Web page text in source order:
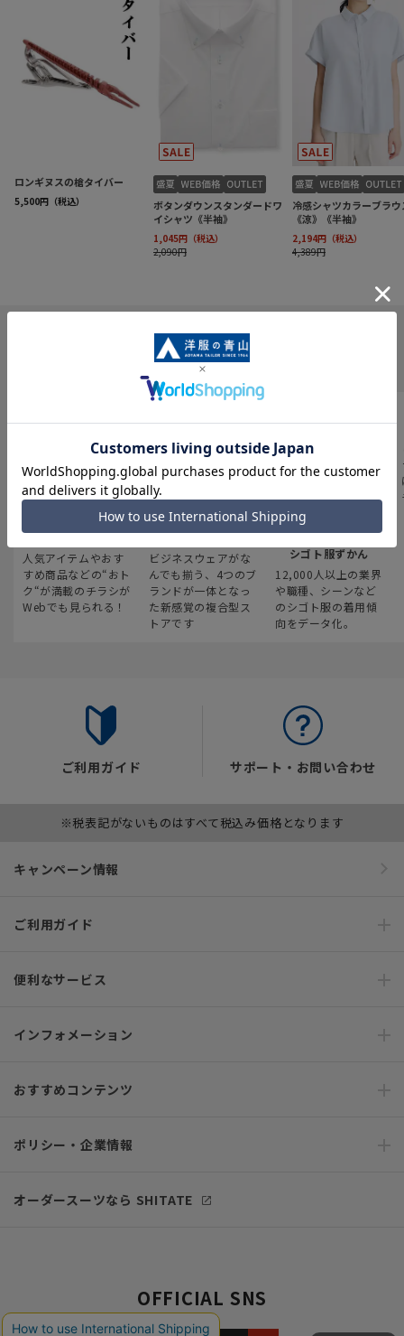
INFORMATION
最新のお買い得情報
人気アイテムやおす
すめ商品などの“おト
ク“が満載のチラシが
Webでも見られる！
スーツスクエア
ビジネスウェアがな
んでも揃う、4つのブ
ランドが一体となっ
た新感覚の複合型ス
トアです
みんなの
シゴト服ずかん
12,000人以上の業界
や職種、シーンなど
のシゴト服の着用傾
向をデータ化。
ご利用ガイド サポート・お問い合わせ
※税表記がないものはすべて税込み価格となります
キャンペーン情報
ご利用ガイド
便利なサービス
インフォメーション
おすすめコンテンツ
ポリシー・企業情報
オーダースーツなら SHITATE
OFFICIAL SNS